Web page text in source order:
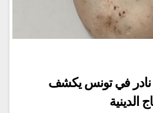
نادر في تونس يكشف